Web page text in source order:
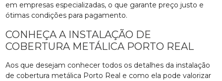
em empresas especializadas, o que garante preço justo e
ótimas condições para pagamento.
CONHEÇA A INSTALAÇÃO DE
COBERTURA METÁLICA PORTO REAL
Aos que desejam conhecer todos os detalhes da instalação
de cobertura metálica Porto Real e como ela pode valorizar